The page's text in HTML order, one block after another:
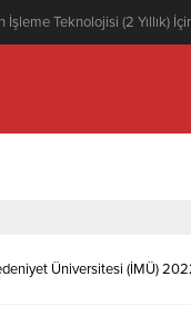
Teknolojisi (2 Yıllık)
Üniversitesi (İMÜ) 2022